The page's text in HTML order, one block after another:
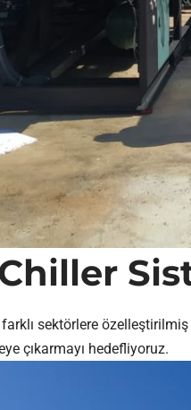
sektörlere
çıkarmayı hedefliyoruz.